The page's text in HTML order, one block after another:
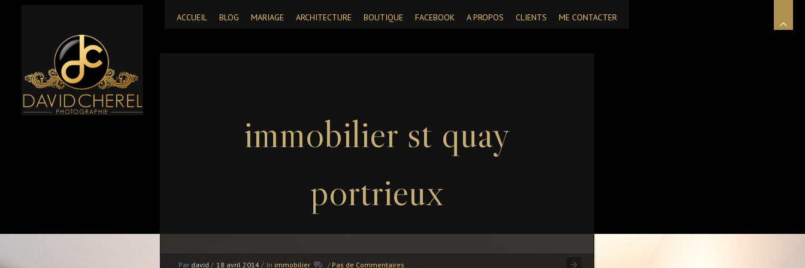
ACCUEIL BLOG MARIAGE ARCHITECTURE BOUTIQUE FACEBOOK A PROPOS CLIENTS ME CONTACTER
immobilier st quay
portrieux
Par david / 18 avril 2014 / In immobilier / Pas de Commentaires